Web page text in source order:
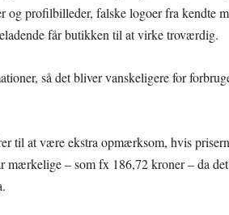
og profilbilleder, falske logoer fra kendte
får butikken til at virke troværdig.
så det bliver vanskeligere for
til at være ekstra opmærksom, hvis
mærkelige – som fx 186,72 kroner – da